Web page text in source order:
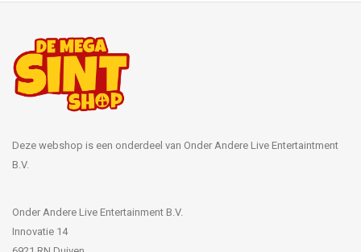
Deze webshop is een onderdeel van Onder Andere Live Entertaintment
B.V.
Onder Andere Live Entertainment B.V.
Innovatie 14